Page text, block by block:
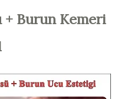
+ Burun Kemeri